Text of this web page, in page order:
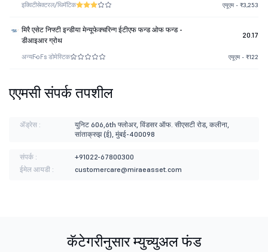
इक्विटीसेक्टरल/थिमॅटिक एयूएम - ₹3,253
मिरै एसेट निफ्टी इन्डीया मेन्यूफेक्चरिन्ग ईटीएफ फन्ड ओफ फन्ड -
डीआइआर ग्रोथ
20.17
अन्यFoFs डोमेस्टिक एयूएम - ₹122
एएमसी संपर्क तपशील
ॲड्रेस :
युनिट 606,6th फ्लोअर, विंडसर ऑफ. सीएसटी रोड, कलीना,
सांताक्रुझ (ई), मुंबई-400098
संपर्क :
+91022-67800300
ईमेल आयडी :
customercare@miraeasset.com
कॅटेगरीनुसार म्युच्युअल फंड